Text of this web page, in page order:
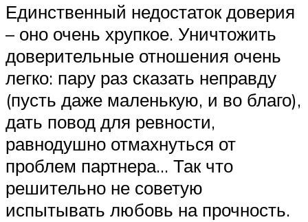
Единственный недостаток доверия
– оно очень хрупкое. Уничтожить
доверительные отношения очень
легко: пару раз сказать неправду
(пусть даже маленькую, и во благо),
дать повод для ревности,
равнодушно отмахнуться от
проблем партнера… Так что
решительно не советую
испытывать любовь на прочность.